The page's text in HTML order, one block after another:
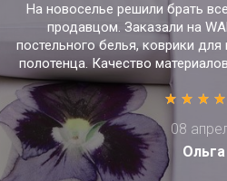
На новоселье решили брать
продавцом. Заказали на
постельного белья, коврики
полотенца. Качество
08
Ольга